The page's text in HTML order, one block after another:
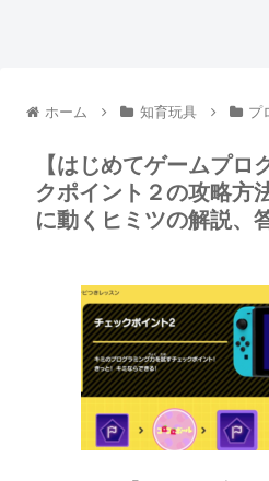
ホーム 知育玩具 プ
【はじめてゲームプロ
クポイント２の攻略方
に動くヒミツの解説、